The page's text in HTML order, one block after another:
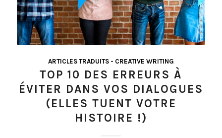
ARTICLES TRADUITS - CREATIVE WRITING
TOP 10 DES ERREURS À
ÉVITER DANS VOS DIALOGUES
(ELLES TUENT VOTRE
HISTOIRE !)